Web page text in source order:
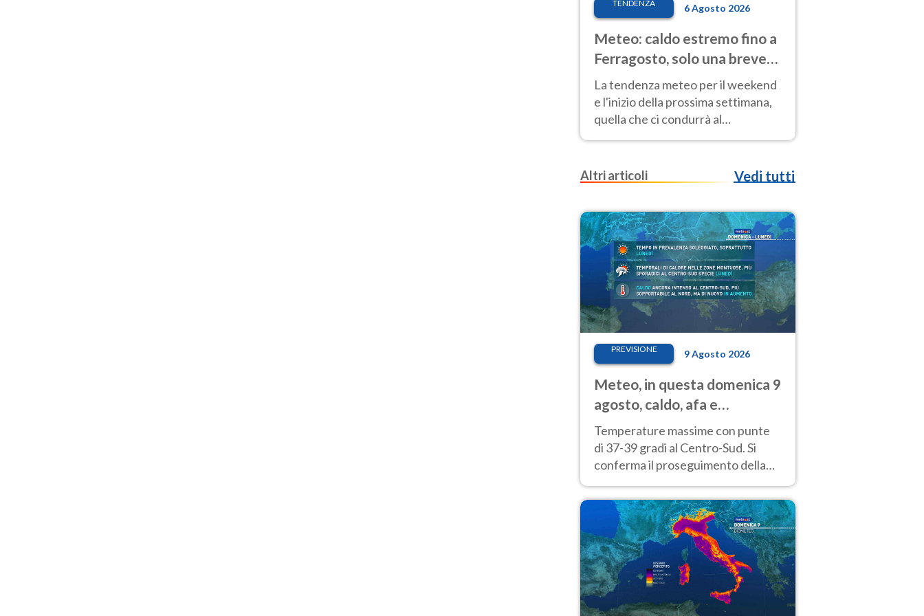
TENDENZA 6 Agosto 2026
Meteo: caldo estremo fino a
Ferragosto, solo una breve
pausa. Ecco dove
La tendenza meteo per il weekend
e l'inizio della prossima settimana,
quella che ci condurrà al
Ferragosto, vede ancora
Altri articoli
Vedi tutti
PREVISIONE 9 Agosto 2026
Meteo, in questa domenica 9
agosto, caldo, afa e
temporali di calore
Temperature massime con punte
di 37-39 gradi al Centro-Sud. Si
conferma il proseguimento della
weekend di Ferragosto